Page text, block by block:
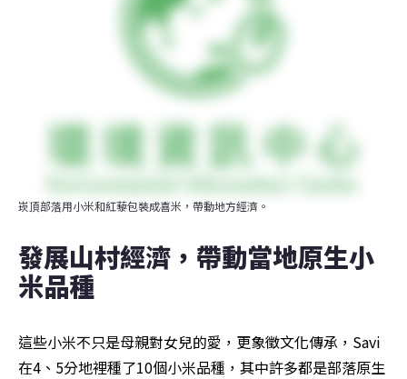
崁頂部落用小米和紅藜包裝成喜米，帶動地方經濟。
發展山村經濟，帶動當地原生小
米品種
這些小米不只是母親對女兒的愛，更象徵文化傳承，Savi
在4、5分地裡種了10個小米品種，其中許多都是部落原生